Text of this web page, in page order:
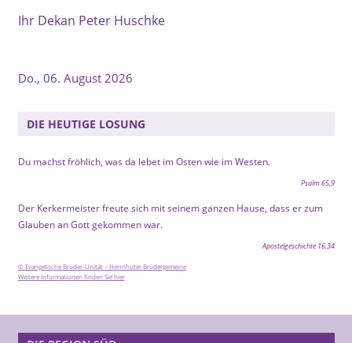
Ihr Dekan Peter Huschke
Do., 06. August 2026
DIE HEUTIGE LOSUNG
Du machst fröhlich, was da lebet im Osten wie im Westen.
Psalm 65,9
Der Kerkermeister freute sich mit seinem ganzen Hause, dass er zum
Glauben an Gott gekommen war.
Apostelgeschichte 16,34
© Evangelische Brüder-Unität – Herrnhuter Brüdergemeine
Weitere Informationen finden Sie hier